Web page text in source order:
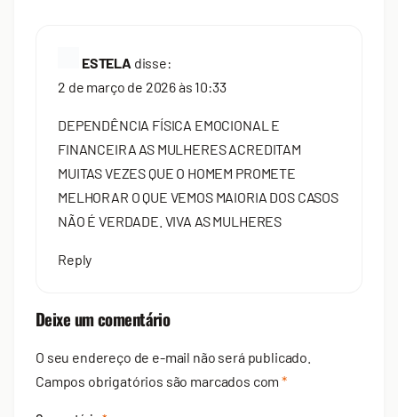
ESTELA disse:
2 de março de 2026 às 10:33
DEPENDÊNCIA FÍSICA EMOCIONAL E
FINANCEIRA AS MULHERES ACREDITAM
MUITAS VEZES QUE O HOMEM PROMETE
MELHORAR O QUE VEMOS MAIORIA DOS CASOS
NÃO É VERDADE. VIVA AS MULHERES
Reply
Deixe um comentário
O seu endereço de e-mail não será publicado.
Campos obrigatórios são marcados com*